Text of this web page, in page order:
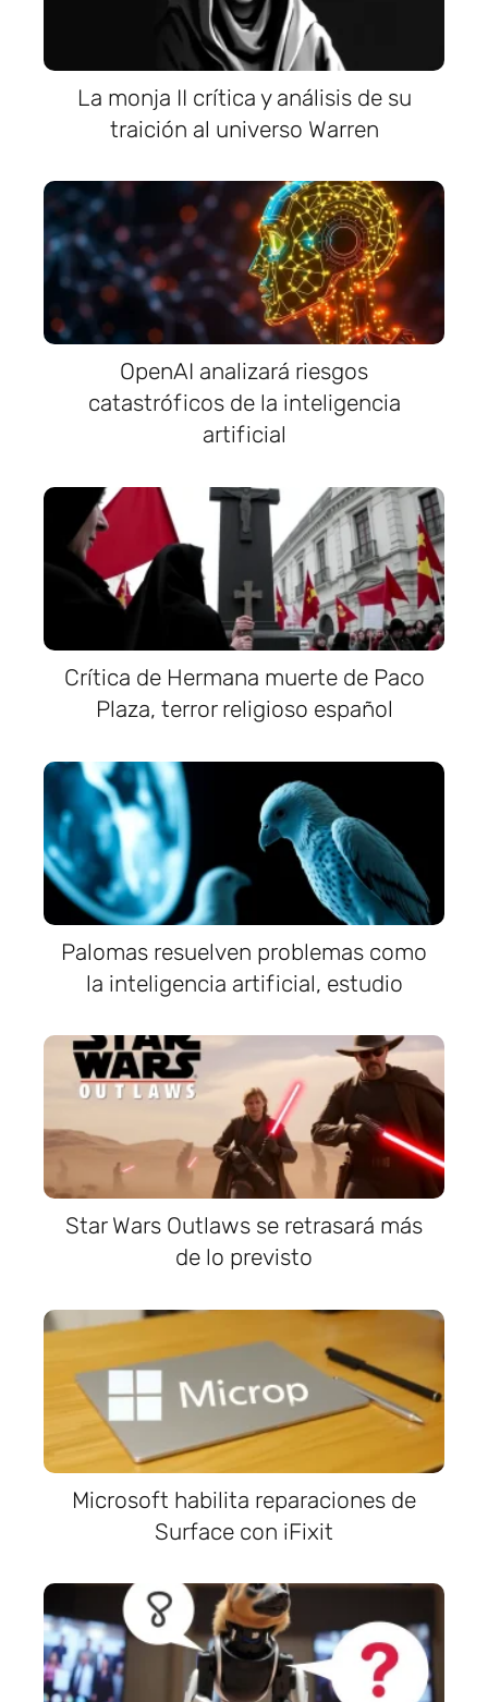
La monja II crítica y análisis de su
traición al universo Warren
OpenAI analizará riesgos
catastróficos de la inteligencia
artificial
Crítica de Hermana muerte de Paco
Plaza, terror religioso español
Palomas resuelven problemas como
la inteligencia artificial, estudio
Star Wars Outlaws se retrasará más
de lo previsto
Microsoft habilita reparaciones de
Surface con iFixit